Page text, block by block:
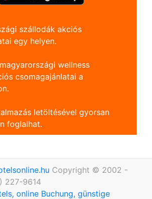
szállodák akciós
egy helyen.
wellness
csomagajánlatai a
letöltésével gyorsan
foglalhat.
Copyright © 2002 -
227-9614
online Buchung, günstige